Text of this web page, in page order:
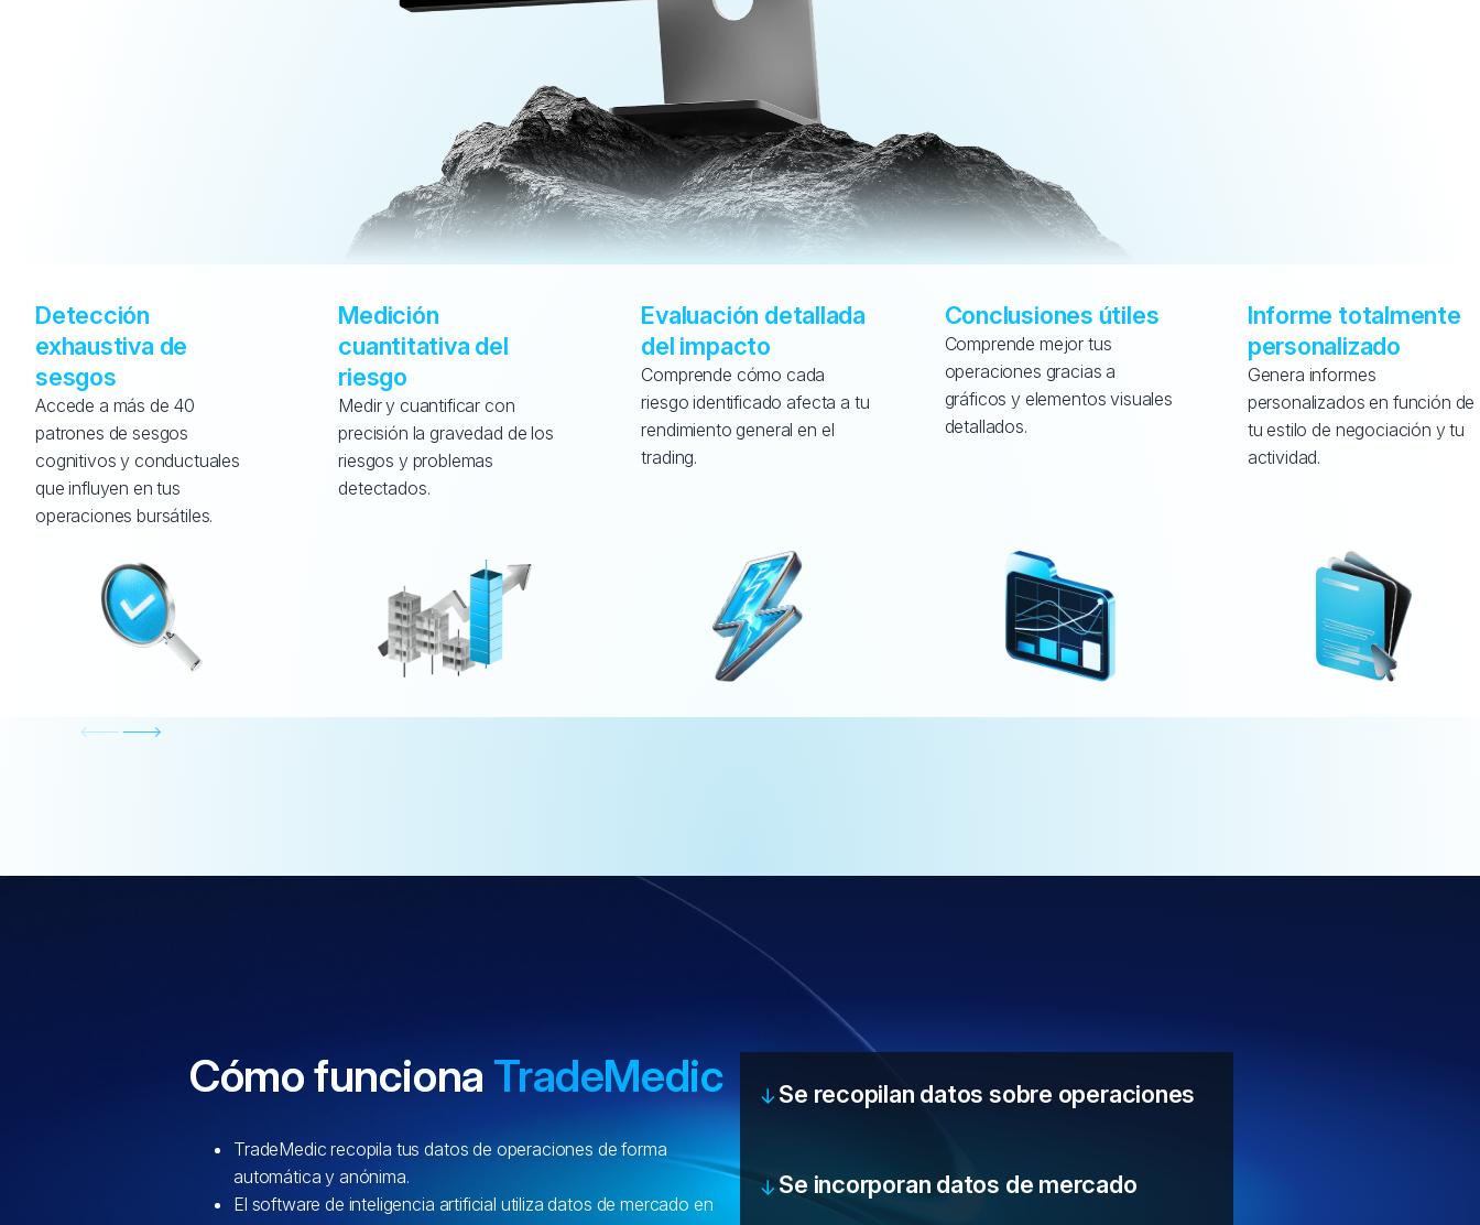
Detección
exhaustiva de
sesgos
Accede a más de 40
patrones de sesgos
cognitivos y conductuales
que influyen en tus
operaciones bursátiles.
Medición
cuantitativa del
riesgo
Medir y cuantificar con
precisión la gravedad de los
riesgos y problemas
detectados.
Evaluación detallada
del impacto
Comprende cómo cada
riesgo identificado afecta a tu
rendimiento general en el
trading.
Conclusiones útiles
Comprende mejor tus
operaciones gracias a
gráficos y elementos visuales
detallados.
Informe totalmente
personalizado
Genera informes
personalizados en función de
tu estilo de negociación y tu
actividad.
Cómo funciona TradeMedic
TradeMedic recopila tus datos de operaciones de forma
automática y anónima.
El software de inteligencia artificial utiliza datos de mercado en
Se recopilan datos sobre operaciones
Se incorporan datos de mercado